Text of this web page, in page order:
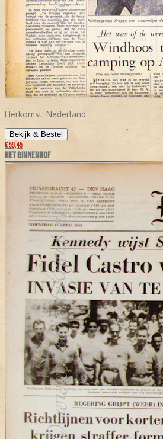
Herkomst: Nederland
Bekijk & Bestel
€ 59,45
HET BINNENHOF